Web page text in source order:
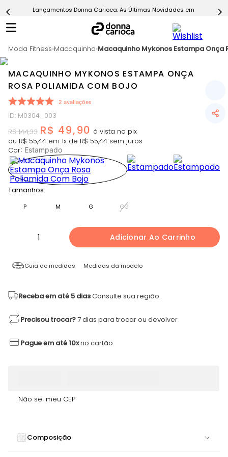
Lançamentos Donna Carioca: As Últimas Novidades em Moda
Moda Fitness Macaquinho Macaquinho Mykonos Estampa Onça
MACAQUINHO MYKONOS ESTAMPA ONÇA
ROSA POLIAMIDA COM BOJO
2 avaliações
ID: M0304_003
R$ 144,33 R$ 49,90
ou R$ 55,44 em 1x de R$ 55,44 sem juros
Cor: Estampado
Tamanhos:
P M G GG
1 Adicionar Ao Carrinho
Guia de medidas Medidas da modelo
Receba em até 5 diasConsulte sua região.
Precisou trocar?7 dias para trocar ou devolver
Pague em até 10xno cartão
Não sei meu CEP
Composição
Calça
7º Conjunto
9 º Challenge Azul
10ºUltimate Rosa